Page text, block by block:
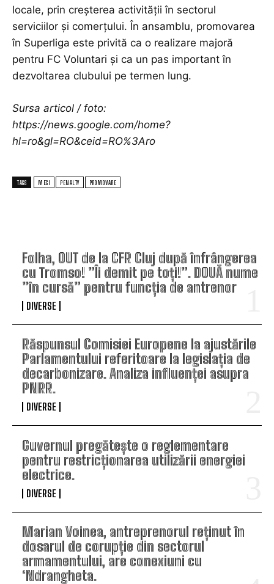
Folha, OUT de la CFR Cluj după înfrângerea
cu Tromso! ”Îi demit pe toți!”. DOUĂ nume
”în cursă” pentru funcția de antrenor
DIVERSE
Răspunsul Comisiei Europene la ajustările
Parlamentului referitoare la legislația de
decarbonizare. Analiza influenței asupra
PNRR.
DIVERSE
Guvernul pregătește o reglementare
pentru restricționarea utilizării energiei
electrice.
DIVERSE
Marian Voinea, antreprenorul reținut în
dosarul de corupție din sectorul
armamentului, are conexiuni cu
‘Ndrangheta.
locale, prin creșterea activității în sectorul
serviciilor și comerțului. În ansamblu, promovarea
în Superliga este privită ca o realizare majoră
pentru FC Voluntari și ca un pas important în
dezvoltarea clubului pe termen lung.
Sursa articol / foto:
https://news.google.com/home?
hl=ro&gl=RO&ceid=RO%3Aro
TAGS MECI PENALTY PROMOVARE